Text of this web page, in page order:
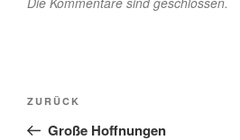
Beitragsnavigation
Vorheriger
Beitrag
ZURÜCK
Große Hoffnungen